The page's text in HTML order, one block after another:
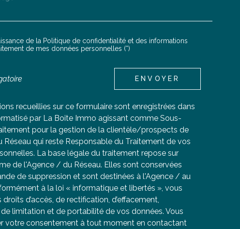
de la Politique de confidentialité et des informations
de mes données personnelles (*)
ENVOYER
recueillies sur ce formulaire sont enregistrées dans
par La Boite Immo agissant comme Sous-
pour la gestion de la clientèle/prospects de
qui reste Responsable du Traitement de vos
La base légale du traitement repose sur
de l'Agence / du Réseau. Elles sont conservées
de suppression et sont destinées à l'Agence / au
à la loi « informatique et libertés », vous
d’accès, de rectification, d’effacement,
de limitation et de portabilité de vos données. Vous
votre consentement à tout moment en contactant